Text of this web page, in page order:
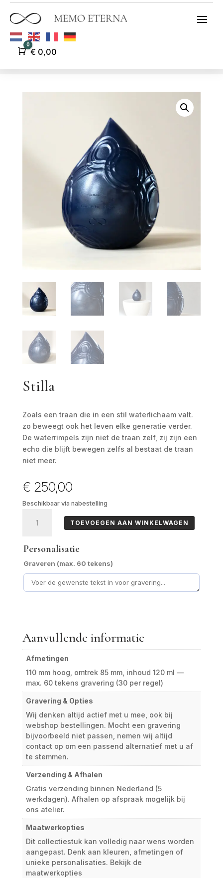
Winkelwagen
0
€ 0,00
Stilla
Zoals een traan die in een stil waterlichaam valt.
zo beweegt ook het leven elke generatie verder.
De waterrimpels zijn niet de traan zelf, zij zijn een
echo die blijft bewegen zelfs al bestaat de traan
niet meer.
€ 250,00
Beschikbaar via nabestelling
aantal
TOEVOEGEN AAN WINKELWAGEN
Personalisatie
Graveren (max. 60 tekens)
Aanvullende informatie
Afmetingen
110 mm hoog, omtrek 85 mm, inhoud 120 ml —
max. 60 tekens gravering (30 per regel)
Gravering & Opties
Wij denken altijd actief met u mee, ook bij
webshop bestellingen. Mocht een gravering
bijvoorbeeld niet passen, nemen wij altijd
contact op om een passend alternatief met u af
te stemmen.
Verzending & Afhalen
Gratis verzending binnen Nederland (5
werkdagen). Afhalen op afspraak mogelijk bij
ons atelier.
Maatwerkopties
Dit collectiestuk kan volledig naar wens worden
aangepast. Denk aan kleuren, afmetingen of
unieke personalisaties. Bekijk de
maatwerkopties